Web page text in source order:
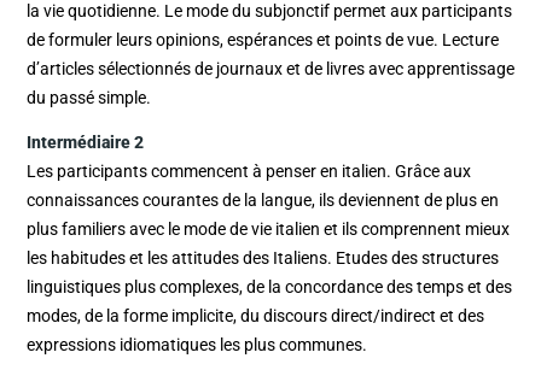
la vie quotidienne. Le mode du subjonctif permet aux participants
de formuler leurs opinions, espérances et points de vue. Lecture
d’articles sélectionnés de journaux et de livres avec apprentissage
du passé simple.
Intermédiaire 2
Les participants commencent à penser en italien. Grâce aux
connaissances courantes de la langue, ils deviennent de plus en
plus familiers avec le mode de vie italien et ils comprennent mieux
les habitudes et les attitudes des Italiens. Etudes des structures
linguistiques plus complexes, de la concordance des temps et des
modes, de la forme implicite, du discours direct/indirect et des
expressions idiomatiques les plus communes.